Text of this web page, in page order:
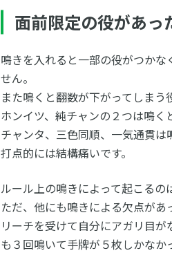
面前限定の役があっ
鳴きを入れると一部の役がつか
せん。
また鳴くと翻数が下がってしまう
ホンイツ、純チャンの２つは鳴く
チャンタ、三色同順、一気通貫は
打点的には結構痛いです。
ルール上の鳴きによって起こるの
ただ、他にも鳴きによる欠点があ
リーチを受けて自分にアガリ目
も３回鳴いて手牌が５枚しかなか